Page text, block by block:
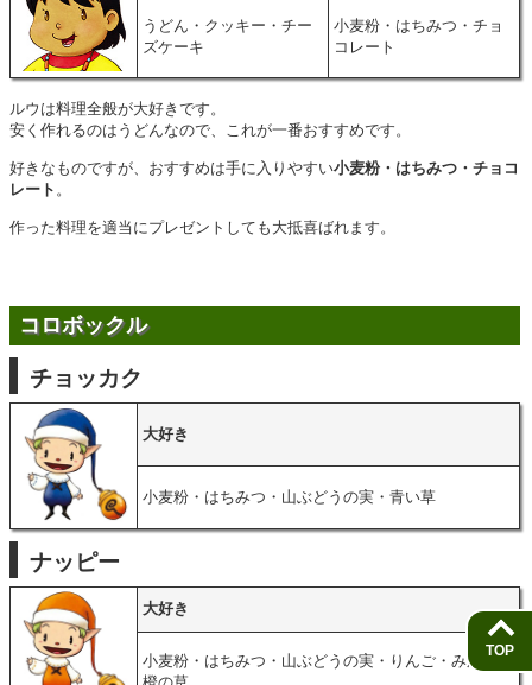
うどん・クッキー・チー
ズケーキ
小麦粉・はちみつ・チョ
コレート
ルウは料理全般が大好きです。
安く作れるのはうどんなので、これが一番おすすめです。
好きなものですが、おすすめは手に入りやすい小麦粉・はちみつ・チョコ
レート 。
作った料理を適当にプレゼントしても大抵喜ばれます。
コロボックル
チョッカク
大好き
小麦粉・はちみつ・山ぶどうの実・青い草
ナッピー
大好き
小麦粉・はちみつ・山ぶどうの実・りんご・みかん・
TOP